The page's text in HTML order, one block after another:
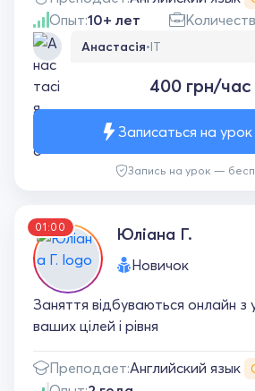
Опыт:10+ лет
Анастасія•IT
пояснює все просто і
відповідає на запитання і
розібратися з темою.
цікаво, у дружній
легко й результативно
400 грн/час
Запись на урок —
Записаться на урок
01:00 Юліана Г.
Новичок
Заняття відбуваються онлайн з
ваших цілей і рівня
Преподает:Английский язык